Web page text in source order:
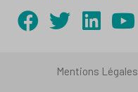
Mentions Légales